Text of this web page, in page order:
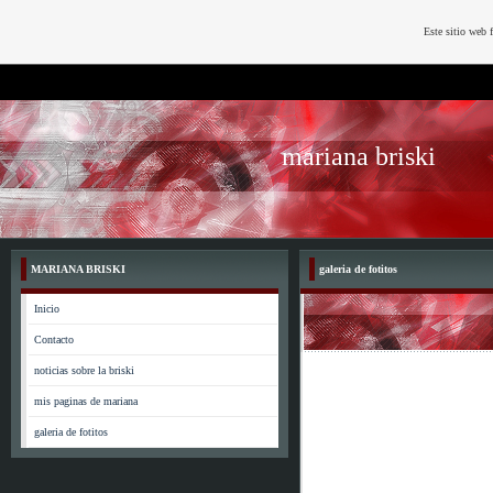
mariana briski
MARIANA BRISKI
Inicio
Contacto
noticias sobre la briski
mis paginas de mariana
galeria de fotitos
galeria de fotitos
Este sitio web